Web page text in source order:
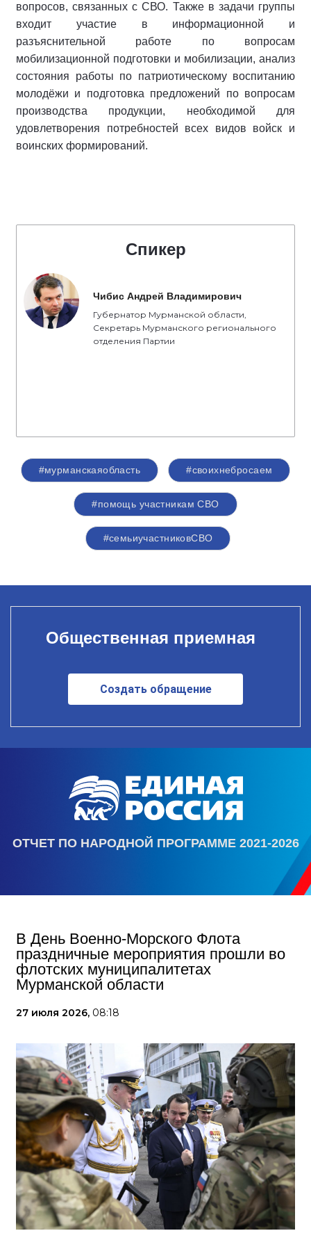
вопросов, связанных с СВО. Также в задачи группы
входит участие в информационной и
разъяснительной работе по вопросам
мобилизационной подготовки и мобилизации, анализ
состояния работы по патриотическому воспитанию
молодёжи и подготовка предложений по вопросам
производства продукции, необходимой для
удовлетворения потребностей всех видов войск и
воинских формирований.
Спикер
Чибис Андрей Владимирович
Губернатор Мурманской области,
Секретарь Мурманского регионального
отделения Партии
#мурманскаяобласть #своихнебросаем
#помощь участникам СВО
#семьиучастниковСВО
Общественная приемная
Создать обращение
ОТЧЕТ ПО НАРОДНОЙ ПРОГРАММЕ 2021-2026
В День Военно-Морского Флота
праздничные мероприятия прошли во
флотских муниципалитетах
Мурманской области
27 июля 2026, 08:18